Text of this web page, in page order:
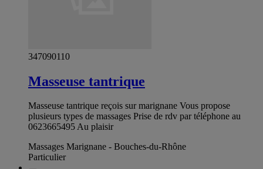
347090110
Masseuse tantrique
Masseuse tantrique reçois sur marignane Vous propose
plusieurs types de massages Prise de rdv par téléphone au
0623665495 Au plaisir
Massages Marignane - Bouches-du-Rhône
Particulier